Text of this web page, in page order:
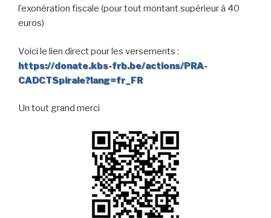
l’exonération fiscale (pour tout montant supérieur à 40
euros)
Voici le lien direct pour les versements :
https://donate.kbs-frb.be/actions/PRA-
CADCTSpirale?lang=fr_FR
Un tout grand merci